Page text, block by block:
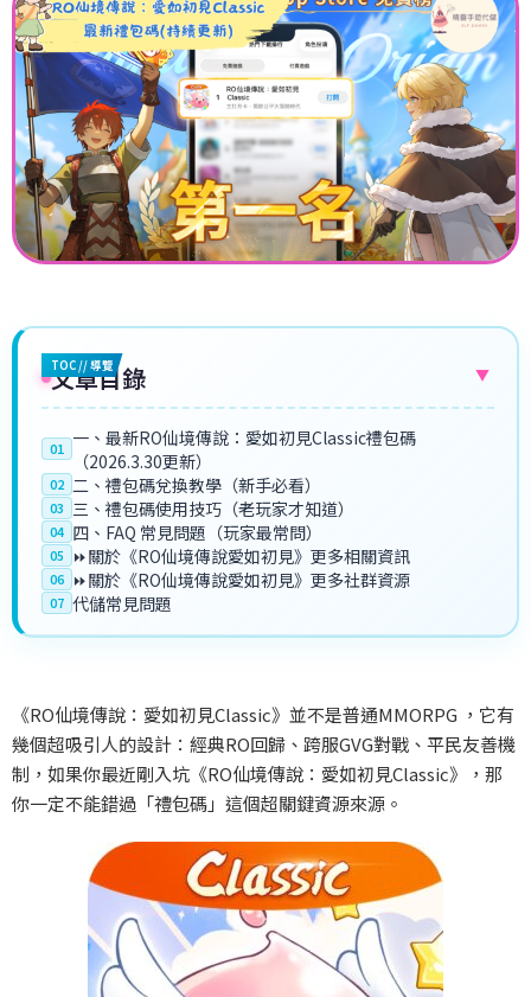
TOC // 導覽
文章目錄 ▼
01 一、最新RO仙境傳說：愛如初見Classic禮包碼
（2026.3.30更新）
02 二、禮包碼兌換教學（新手必看）
03 三、禮包碼使用技巧（老玩家才知道）
04 四、FAQ 常見問題（玩家最常問）
05 ⏩關於《RO仙境傳說愛如初見》更多相關資訊
06 ⏩關於《RO仙境傳說愛如初見》更多社群資源
07 代儲常見問題
《RO仙境傳說：愛如初見Classic》並不是普通MMORPG ，它有
幾個超吸引人的設計：經典RO回歸、跨服GVG對戰、平民友善機
制，如果你最近剛入坑《RO仙境傳說：愛如初見Classic》，那
你一定不能錯過「禮包碼」這個超關鍵資源來源。